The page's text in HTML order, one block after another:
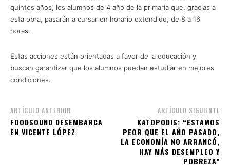
quintos años, los alumnos de 4 año de la primaria que, gracias a
esta obra, pasarán a cursar en horario extendido, de 8 a 16
horas.
Estas acciones están orientadas a favor de la educación y
buscan garantizar que los alumnos puedan estudiar en mejores
condiciones.
ARTÍCULO ANTERIOR
FOODSOUND DESEMBARCA
EN VICENTE LÓPEZ
ARTÍCULO SIGUIENTE
KATOPODIS: “ESTAMOS
PEOR QUE EL AÑO PASADO,
LA ECONOMÍA NO ARRANCÓ,
HAY MÁS DESEMPLEO Y
POBREZA”